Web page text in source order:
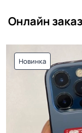
Онлайн
Новинка